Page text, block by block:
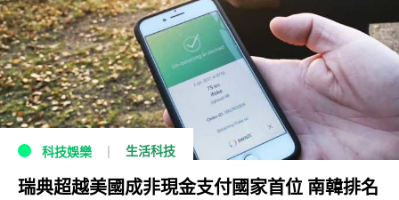
科技娛樂 生活科技
瑞典超越美國成非現金支付國家首位 南韓排名